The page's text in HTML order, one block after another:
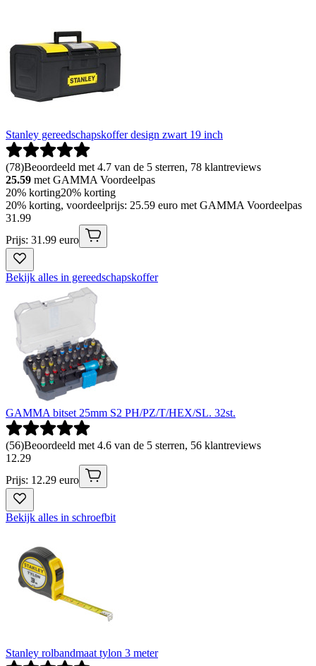
Stanley gereedschapskoffer design zwart 19 inch
(78)Beoordeeld met 4.7 van de 5 sterren, 78 klantreviews
25.59 met GAMMA Voordeelpas
20% korting20% korting
20% korting, voordeelprijs: 25.59 euro met GAMMA Voordeelpas
31 .99
Prijs: 31.99 euro
Bekijk alles in gereedschapskoffer
GAMMA bitset 25mm S2 PH/PZ/T/HEX/SL. 32st.
(56)Beoordeeld met 4.6 van de 5 sterren, 56 klantreviews
12.29
Prijs: 12.29 euro
Bekijk alles in schroefbit
Stanley rolbandmaat tylon 3 meter